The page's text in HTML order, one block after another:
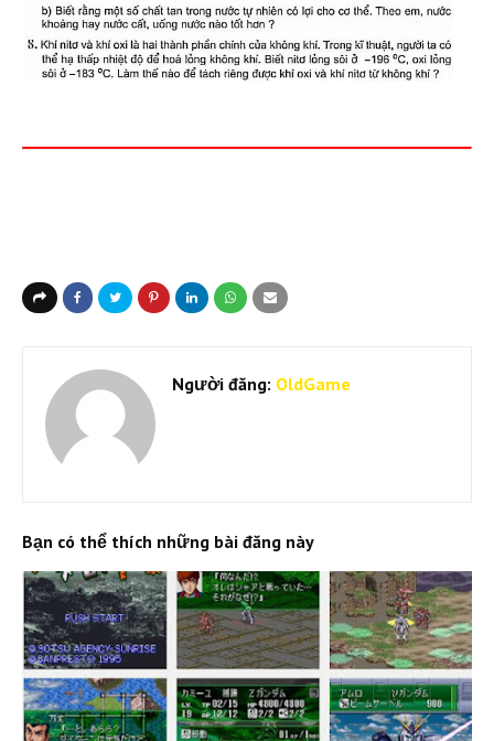
Người đăng: OldGame
Bạn có thể thích những bài đăng này